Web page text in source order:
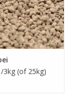
(of 25kg)